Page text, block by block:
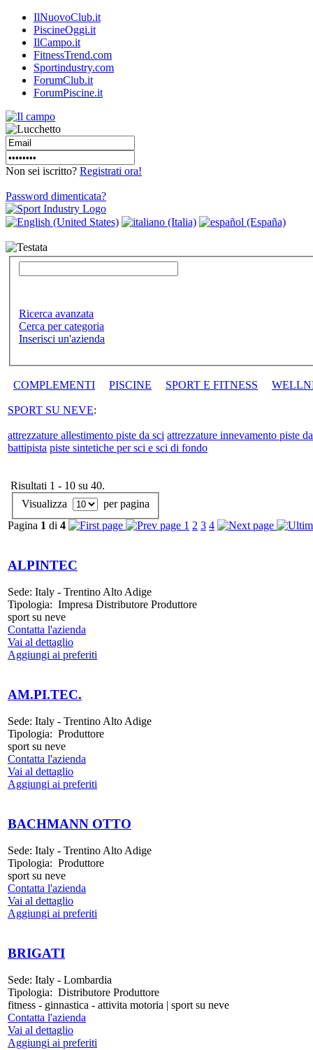
IlNuovoClub.it
PiscineOggi.it
IlCampo.it
FitnessTrend.com
Sportindustry.com
ForumClub.it
ForumPiscine.it
Non sei iscritto? Registrati ora!
Password dimenticata?
Ricerca avanzata
Cerca per categoria
Inserisci un'azienda
COMPLEMENTI PISCINE SPORT E FITNESS
SPORT SU NEVE:
attrezzature allestimento piste da sci attrezzature innevamento piste
battipista piste sintetiche per sci e sci di fondo
Risultati 1 - 10 su 40.
Visualizza
per pagina
Pagina 1 di 4 1 2 3 4
ALPINTEC
Sede: Italy - Trentino Alto Adige
Tipologia: Impresa Distributore Produttore
sport su neve
Contatta l'azienda
Vai al dettaglio
Aggiungi ai preferiti
AM.PI.TEC.
Sede: Italy - Trentino Alto Adige
Tipologia: Produttore
sport su neve
Contatta l'azienda
Vai al dettaglio
Aggiungi ai preferiti
BACHMANN OTTO
Sede: Italy - Trentino Alto Adige
Tipologia: Produttore
sport su neve
Contatta l'azienda
Vai al dettaglio
Aggiungi ai preferiti
BRIGATI
Sede: Italy - Lombardia
Tipologia: Distributore Produttore
fitness - ginnastica - attivita motoria | sport su neve
Contatta l'azienda
Vai al dettaglio
Aggiungi ai preferiti